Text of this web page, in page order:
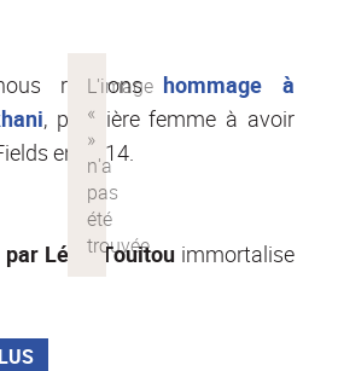
rendions hommage à
, première femme à avoir
en 2014.
Léah Touitouimmortalise